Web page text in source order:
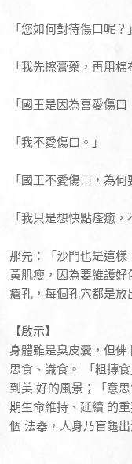
「您如何對待傷口呢？
「我先擦膏藥，再用
「國王是因為喜愛傷
「我不愛傷口。」
「國王不愛傷口，為
「我只是想快點痊癒
那先：「沙門也是這
黃肌瘦，因為要維護
瘡孔，每個孔穴都是
【啟示】
身體雖是臭皮囊，但
思食、識食。 「粗摶
到美 好的風景；「意
期生命維持、延續 的
個 法器，人身乃盲龜